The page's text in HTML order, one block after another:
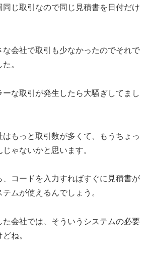
同じ取引なので同じ見積書を日付だけ
な会社で取引も少なかったのでそれで
。
な取引が発生したら大騒ぎしてまし
はもっと取引数が多くて、もうちょっ
ゃないかと思います。
、コードを入力すればすぐに見積書が
ムが使えるんでしょう。
た会社では、そういうシステムの必要
ね。